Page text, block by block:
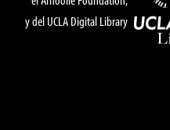
y del UCLA Digital Library